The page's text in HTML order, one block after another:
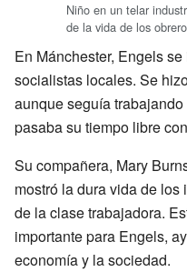
Niño en un telar
de la vida de los
En Mánchester, Engels
socialistas locales. Se
aunque seguía
pasaba su tiempo libre
Su compañera, Mary
mostró la dura vida de
de la clase trabajadora.
importante para Engels,
economía y la sociedad.